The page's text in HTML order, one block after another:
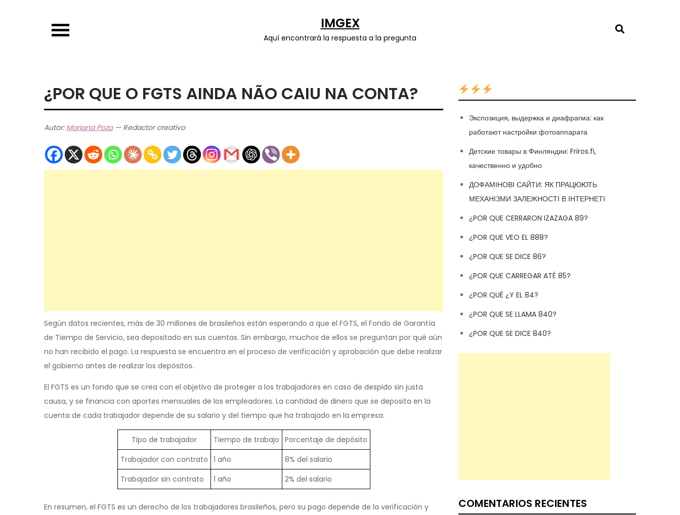
IMGEX
Aquí encontrará la respuesta a la pregunta
¿POR QUE O FGTS AINDA NÃO CAIU NA CONTA?
Autor: Mariana Pozo— Redactor creativo
Según datos recientes, más de 30 millones de brasileños están esperando a que el FGTS, el Fondo de Garantía
de Tiempo de Servicio, sea depositado en sus cuentas. Sin embargo, muchos de ellos se preguntan por qué aún
no han recibido el pago. La respuesta se encuentra en el proceso de verificación y aprobación que debe realizar
el gobierno antes de realizar los depósitos.
El FGTS es un fondo que se crea con el objetivo de proteger a los trabajadores en caso de despido sin justa
causa, y se financia con aportes mensuales de los empleadores. La cantidad de dinero que se deposita en la
cuenta de cada trabajador depende de su salario y del tiempo que ha trabajado en la empresa.
Tipo de trabajador Tiempo de trabajo Porcentaje de depósito
Trabajador con contrato 1 año
8% del salario
Trabajador sin contrato
1 año 2% del salario
En resumen, el FGTS es un derecho de los trabajadores brasileños, pero su pago depende de la verificación y
Экспозиция, выдержка и диафрагма: как
работают настройки фотоаппарата
Детские товары в Финляндии: Friros.fi,
качественно и удобно
ДОФАМІНОВІ САЙТИ: ЯК ПРАЦЮЮТЬ
МЕХАНІЗМИ ЗАЛЕЖНОСТІ В ІНТЕРНЕТІ
¿POR QUE CERRARON IZAZAGA 89?
¿POR QUE VEO EL 888?
¿POR QUE SE DICE 86?
¿POR QUE CARREGAR ATÉ 85?
¿POR QUÉ ¿Y EL 84?
¿POR QUE SE LLAMA 840?
¿POR QUE SE DICE 840?
COMENTARIOS RECIENTES